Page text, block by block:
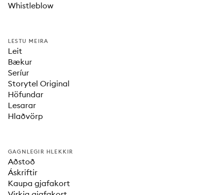
Whistleblow
LESTU MEIRA
Leit
Bækur
Seríur
Storytel Original
Höfundar
Lesarar
Hlaðvörp
GAGNLEGIR HLEKKIR
Aðstoð
Áskriftir
Kaupa gjafakort